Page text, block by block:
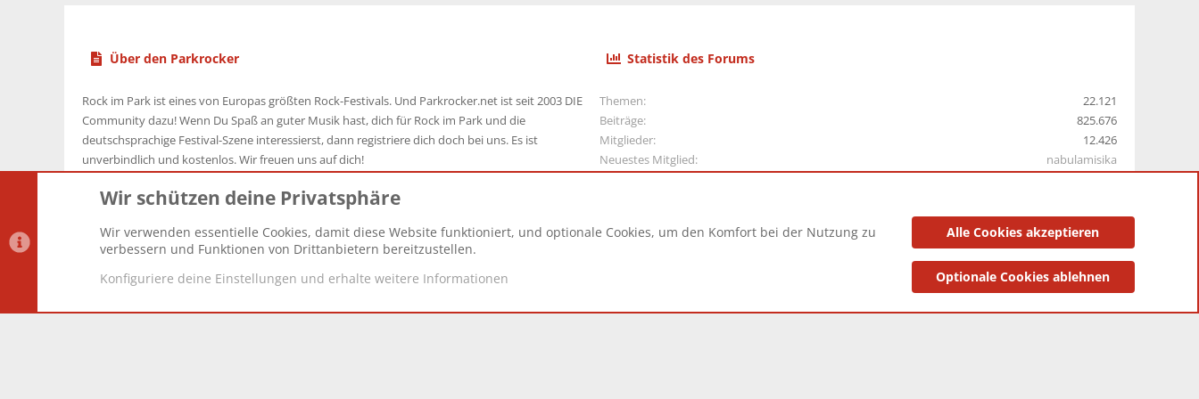
Über den Parkrocker
Rock im Park ist eines von Europas größten Rock-Festivals. Und Parkrocker.net ist seit 2003 DIE
Community dazu! Wenn Du Spaß an guter Musik hast, dich für Rock im Park und die
deutschsprachige Festival-Szene interessierst, dann registriere dich doch bei uns. Es ist
unverbindlich und kostenlos. Wir freuen uns auf dich!
Statistik des Forums
Themen
22.121
Beiträge
825.676
Mitglieder
12.426
Neuestes Mitglied
nabulamisika
Datenschutz-Einstellungen PR Light Deutsch [Du] Datenschutzerklärung Impressum
Wir schützen deine Privatsphäre
Wir verwenden essentielle Cookies, damit diese Website funktioniert, und optionale Cookies, um den Komfort bei der Nutzung zu
verbessern und Funktionen von Drittanbietern bereitzustellen.
Konfiguriere deine Einstellungen und erhalte weitere Informationen
Alle Cookies akzeptieren
Optionale Cookies ablehnen